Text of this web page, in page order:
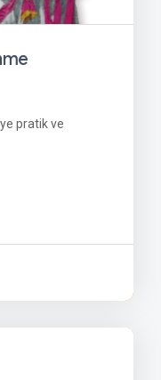
pratik ve